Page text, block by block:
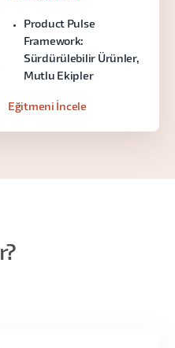
Product Pulse
Framework:
Sürdürülebilir Ürünler,
Mutlu Ekipler
Eğitmeni İncele